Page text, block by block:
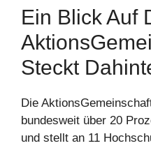
Ein Blick Auf
Steckt
Die
bundesweit über 20
und stellt an 11